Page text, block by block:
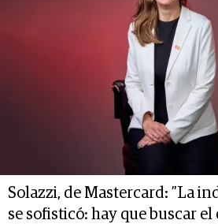
Solazzi, de Mastercard: ”La
se sofisticó: hay que buscar